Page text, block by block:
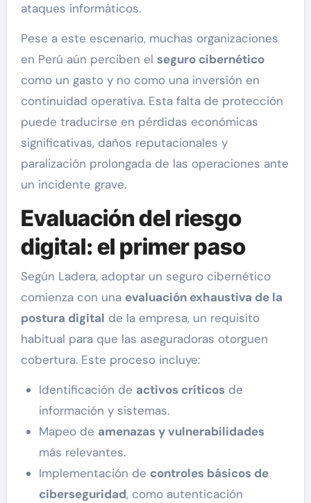
ataques informáticos.
Pese a este escenario, muchas organizaciones
en Perú aún perciben el seguro cibernético
como un gasto y no como una inversión en
continuidad operativa. Esta falta de protección
puede traducirse en pérdidas económicas
significativas, daños reputacionales y
paralización prolongada de las operaciones ante
un incidente grave.
Evaluación del riesgo
digital: el primer paso
Según Ladera, adoptar un seguro cibernético
comienza con una evaluación exhaustiva de la
postura digital de la empresa, un requisito
habitual para que las aseguradoras otorguen
cobertura. Este proceso incluye:
Identificación de activos críticosde
información y sistemas.
Mapeo de amenazas y vulnerabilidades
más relevantes.
Implementación de controles básicos de
ciberseguridad, como autenticación